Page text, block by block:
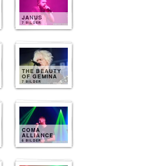
JANUS
7 BILDER
THE BEAUTY
OF GEMINA
7 BILDER
COMA
ALLIANCE
6 BILDER